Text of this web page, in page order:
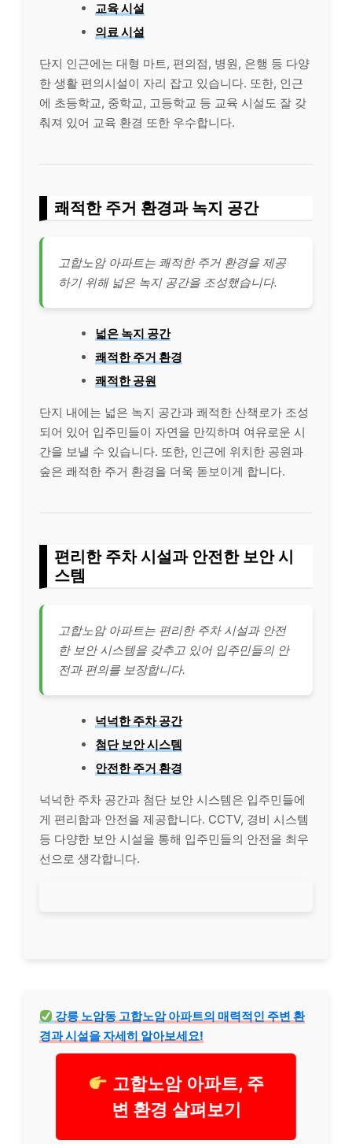
교육 시설
의료 시설
단지 인근에는 대형 마트, 편의점, 병원, 은행 등 다양
한 생활 편의시설이 자리 잡고 있습니다. 또한, 인근
에 초등학교, 중학교, 고등학교 등 교육 시설도 잘 갖
춰져 있어 교육 환경 또한 우수합니다.
쾌적한 주거 환경과 녹지 공간
고합노암 아파트는 쾌적한 주거 환경을 제공
하기 위해 넓은 녹지 공간을 조성했습니다.
넓은 녹지 공간
쾌적한 주거 환경
쾌적한 공원
단지 내에는 넓은 녹지 공간과 쾌적한 산책로가 조성
되어 있어 입주민들이 자연을 만끽하며 여유로운 시
간을 보낼 수 있습니다. 또한, 인근에 위치한 공원과
숲은 쾌적한 주거 환경을 더욱 돋보이게 합니다.
편리한 주차 시설과 안전한 보안 시
스템
고합노암 아파트는 편리한 주차 시설과 안전
한 보안 시스템을 갖추고 있어 입주민들의 안
전과 편의를 보장합니다.
넉넉한 주차 공간
첨단 보안 시스템
안전한 주거 환경
넉넉한 주차 공간과 첨단 보안 시스템은 입주민들에
게 편리함과 안전을 제공합니다. CCTV, 경비 시스템
등 다양한 보안 시설을 통해 입주민들의 안전을 최우
선으로 생각합니다.
강릉 노암동 고합노암 아파트의 매력적인 주변 환
경과 시설을 자세히 알아보세요!
고합노암 아파트, 주
변 환경 살펴보기